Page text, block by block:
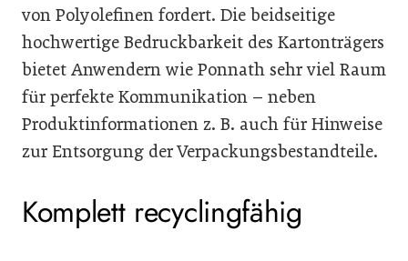
von Polyolefinen fordert. Die beidseitige
hochwertige Bedruckbarkeit des Kartonträgers
bietet Anwendern wie Ponnath sehr viel Raum
für perfekte Kommunikation – neben
Produktinformationen z. B. auch für Hinweise
zur Entsorgung der Verpackungsbestandteile.
Komplett recyclingfähig